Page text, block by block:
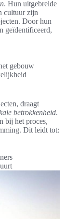
. Hun uitgebreide
cultuur zijn
Door hun
geïdentificeerd,
gebouw
draagt
betrokkenheid.
bij het proces,
Dit leidt tot: